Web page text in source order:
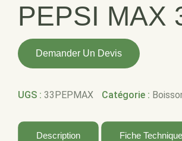
PEPSI MAX
quantité
de
MAX
Demander Un Devis
UGS : 33PEPMAX Catégorie :
Description Fiche Technique